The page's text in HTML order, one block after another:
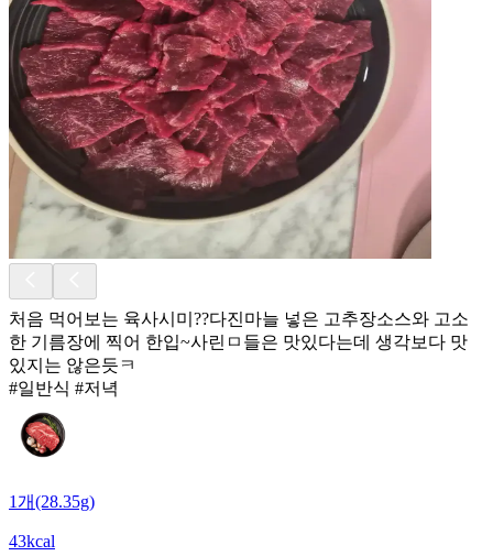
처음 먹어보는 육사시미??다진마늘 넣은 고추장소스와 고소
한 기름장에 찍어 한입~사린ㅁ들은 맛있다는데 생각보다 맛
있지는 않은듯ㅋ
#일반식 #저녁
1개(28.35g)
43kcal